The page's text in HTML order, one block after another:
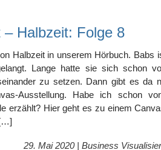
– Halbzeit: Folge 8
Halbzeit in unserem Hörbuch. Babs
Lange hatte sie sich schon
zu setzen. Dann gibt es da
Ausstellung. Habe ich schon
erzählt? Hier geht es zu einem
29. Mai 2020 | Business